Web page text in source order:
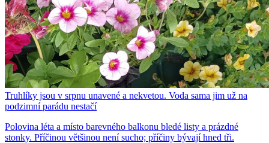
Truhlíky jsou v srpnu unavené a nekvetou. Voda sama jim už na
podzimní parádu nestačí
Polovina léta a místo barevného balkonu bledé listy a prázdné
stonky. Příčinou většinou není sucho; příčiny bývají hned tři.